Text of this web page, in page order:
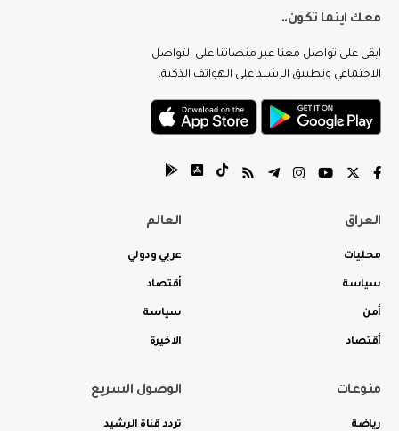
معك اينما تكون..
ابقى على تواصل معنا عبر منصاتنا على التواصل
الاجتماعي وتطبيق الرشيد على الهواتف الذكية.
العراق
محليات
سياسة
أمن
أقتصاد
العالم
عربي ودولي
أقتصاد
سياسة
الاخيرة
منوعات
رياضة
الوصول السريع
تردد قناة الرشيد